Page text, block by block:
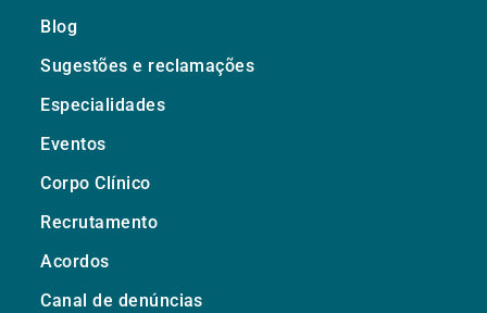
Blog
Sugestões e reclamações
Especialidades
Eventos
Corpo Clínico
Recrutamento
Acordos
Canal de denúncias